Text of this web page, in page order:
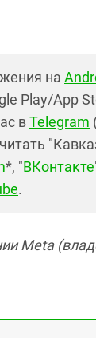
на
Play/App
вTelegram
*, "ВКонтакте
.
Meta